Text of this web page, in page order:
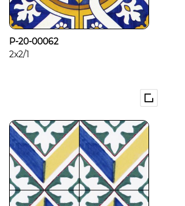
P-20-00062
2x2/1